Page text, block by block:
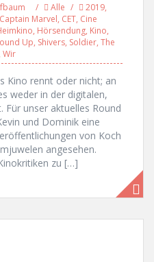
Alle 2019,
Captain Marvel, CET, Cine
, Hörsendung, Kino,
Up, Shivers, Soldier, The
Wir
Kino rennt oder nicht; an
weder in der digitalen,
Für unser aktuelles Round
und Dominik eine
von Koch
angesehen.
zu […]